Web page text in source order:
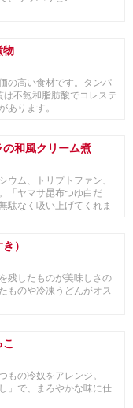
物
の高い食材です。タンパ
不飽和脂肪酸でコレステ
あります。
和風クリーム煮
ウム、トリプトファン、
「ヤマサ昆布つゆ白だ
駄なく吸い上げてくれま
）
残したものが美味しさの
ものや冷凍うどんがオス
もの冷奴をアレンジ。
」で、まろやかな味に仕